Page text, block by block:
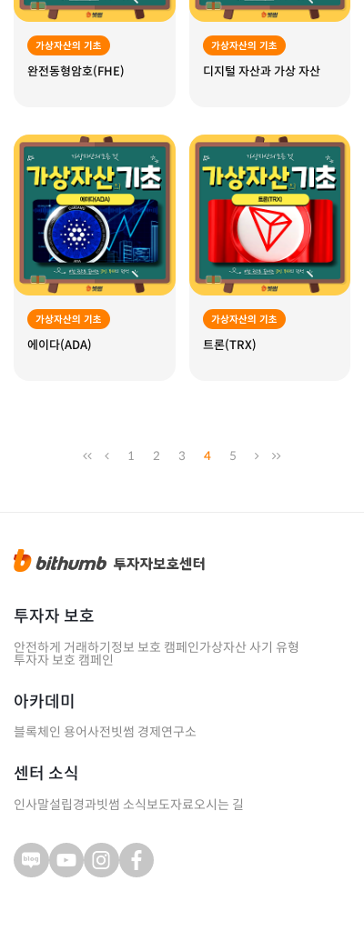
가상자산의 기초
완전동형암호(FHE)
가상자산의 기초
디지털 자산과 가상 자산
가상자산의 기초
에이다(ADA)
가상자산의 기초
트론(TRX)
1 2 3 4 5
투자자 보호
안전하게 거래하기정보 보호 캠페인가상자산 사기 유형
투자자 보호 캠페인
아카데미
블록체인 용어사전빗썸 경제연구소
센터 소식
인사말설립경과빗썸 소식보도자료오시는 길